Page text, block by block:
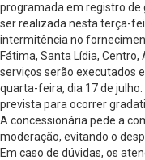
programada em registro de
ser realizada nesta terça-
intermitência no
Fátima, Santa Lídia, Centro,
serviços serão executados
quarta-feira, dia 17 de
prevista para ocorrer
A concessionária pede a
moderação, evitando o
Em caso de dúvidas, os